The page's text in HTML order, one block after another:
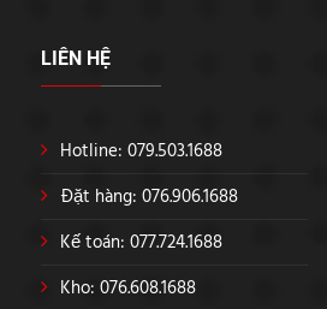
LIÊN HỆ
Hotline: 079.503.1688
Đặt hàng: 076.906.1688
Kế toán: 077.724.1688
Kho: 076.608.1688